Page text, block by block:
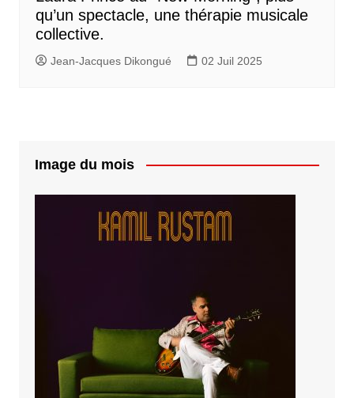
qu’un spectacle, une thérapie musicale
collective.
Jean-Jacques Dikongué 02 Juil 2025
Image du mois